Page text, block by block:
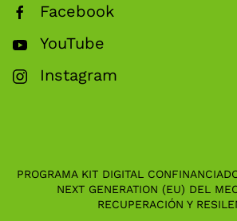
Facebook
YouTube
Instagram
PROGRAMA KIT DIGITAL
NEXT GENERATION (EU) DEL
RECUPERACIÓN Y